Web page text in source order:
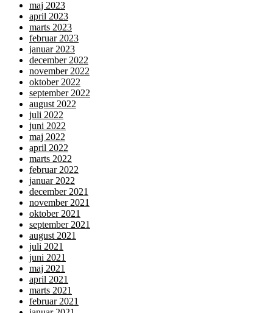
maj 2023
april 2023
marts 2023
februar 2023
januar 2023
december 2022
november 2022
oktober 2022
september 2022
august 2022
juli 2022
juni 2022
maj 2022
april 2022
marts 2022
februar 2022
januar 2022
december 2021
november 2021
oktober 2021
september 2021
august 2021
juli 2021
juni 2021
maj 2021
april 2021
marts 2021
februar 2021